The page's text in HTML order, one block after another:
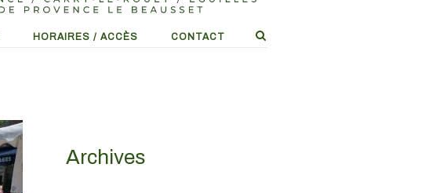
HORAIRES / ACCÈS CONTACT
Archives